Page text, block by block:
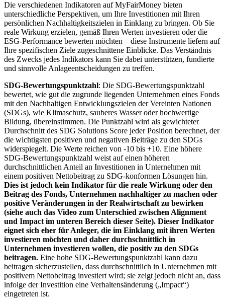
Die verschiedenen Indikatoren auf MyFairMoney bieten
unterschiedliche Perspektiven, um Ihre Investitionen mit Ihren
persönlichen Nachhaltigkeitszielen in Einklang zu bringen. Ob Sie
reale Wirkung erzielen, gemäß Ihren Werten investieren oder die
ESG-Performance bewerten möchten – diese Instrumente liefern auf
Ihre spezifischen Ziele zugeschnittene Einblicke. Das Verständnis
des Zwecks jedes Indikators kann Sie dabei unterstützen, fundierte
und sinnvolle Anlageentscheidungen zu treffen.
SDG-Bewertungspunktzahl: Die SDG-Bewertungspunktzahl
bewertet, wie gut die zugrunde liegenden Unternehmen eines Fonds
mit den Nachhaltigen Entwicklungszielen der Vereinten Nationen
(SDGs), wie Klimaschutz, sauberes Wasser oder hochwertige
Bildung, übereinstimmen. Die Punktzahl wird als gewichteter
Durchschnitt des SDG Solutions Score jeder Position berechnet, der
die wichtigsten positiven und negativen Beiträge zu den SDGs
widerspiegelt. Die Werte reichen von -10 bis +10. Eine höhere
SDG-Bewertungspunktzahl weist auf einen höheren
durchschnittlichen Anteil an Investitionen in Unternehmen mit
einem positiven Nettobeitrag zu SDG-konformen Lösungen hin.
Dies ist jedoch kein Indikator für die reale Wirkung oder den
Beitrag des Fonds, Unternehmen nachhaltiger zu machen oder
positive Veränderungen in der Realwirtschaft zu bewirken
(siehe auch das Video zum Unterschied zwischen Alignment
und Impact im unteren Bereich dieser Seite). Dieser Indikator
eignet sich eher für Anleger, die im Einklang mit ihren Werten
investieren möchten und daher durchschnittlich in
Unternehmen investieren wollen, die positiv zu den SDGs
beitragen. Eine hohe SDG-Bewertungspunktzahl kann dazu
beitragen sicherzustellen, dass durchschnittlich in Unternehmen mit
positivem Nettobeitrag investiert wird; sie zeigt jedoch nicht an, dass
infolge der Investition eine Verhaltensänderung („Impact“)
eingetreten ist.